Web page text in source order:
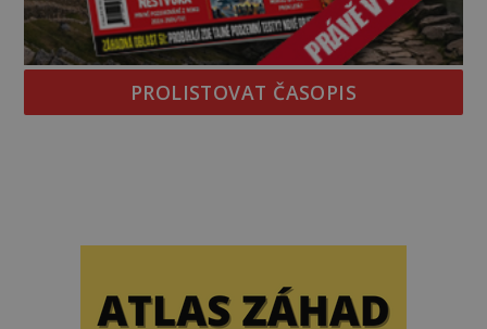
PROLISTOVAT ČASOPIS